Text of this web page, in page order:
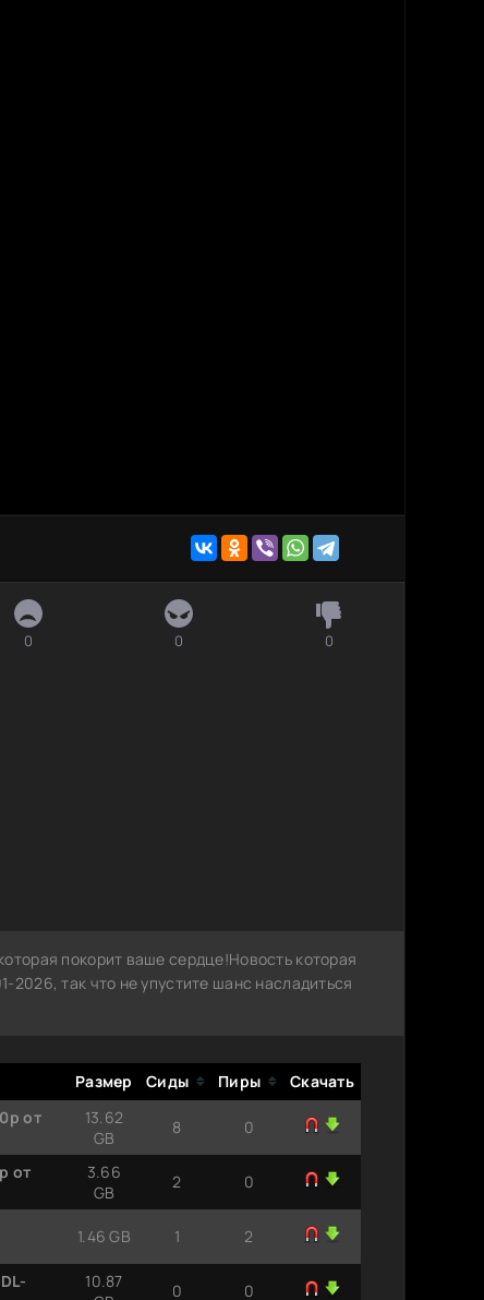
0 0 0
покорит ваше сердце!Новость которая
так что не упустите шанс насладиться
Размер Сиды Пиры
Скачать
от
13.62
GB
8 0
от
3.66
GB
2 0
1.46 GB 1 2
10.87
0 0